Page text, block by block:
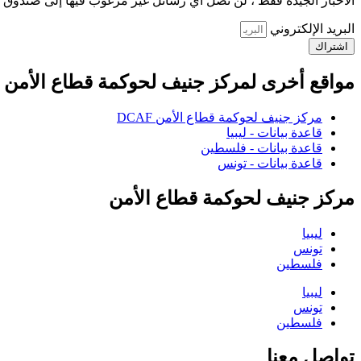
البريد الإلكتروني
اشتراك
مواقع أخرى لمركز جنيف لحوكمة قطاع الأمن
مركز جنيف لحوكمة قطاع الأمن DCAF
قاعدة بيانات - ليبيا
قاعدة بيانات - فلسطين
قاعدة بيانات - تونس
مركز جنيف لحوكمة قطاع الأمن
ليبيا
تونس
فلسطين
ليبيا
تونس
فلسطين